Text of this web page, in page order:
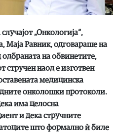
„Онкологија“,
Маја Равник, одговараше на
на обвинетите,
стручен наод е изготвен
медицинска
онколошки протоколи.
има целосна
и дека стручните
што формално ѝ биле